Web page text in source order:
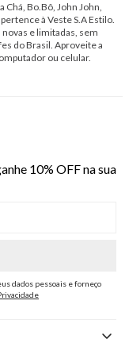
Chá, Bo.Bô, John John,
à Veste S.A Estilo.
e limitadas, sem
do Brasil. Aproveite a
ou celular.
10% OFF na sua
dados pessoais e forneço